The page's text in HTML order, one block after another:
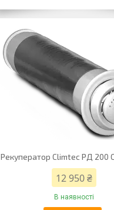
Рекуператор Climtec РД 200
12 950 ₴
В наявності